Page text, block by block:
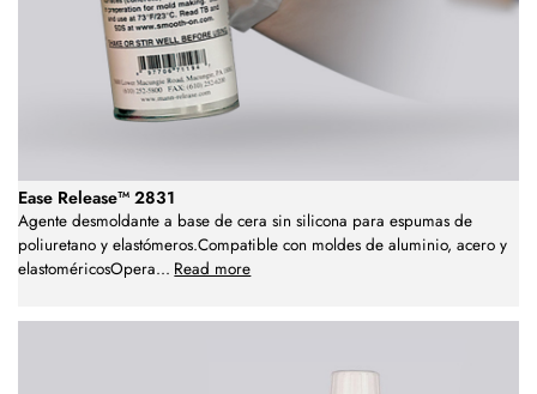
Ease Release™ 2831
Agente desmoldante a base de cera sin silicona para espumas de
poliuretano y elastómeros.Compatible con moldes de aluminio, acero y
elastoméricosOpera... Read more